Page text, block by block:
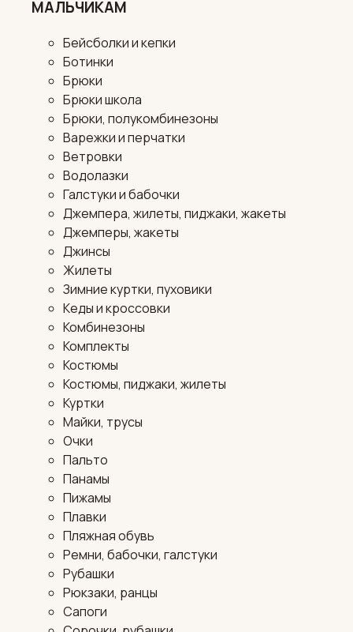
МАЛЬЧИКАМ
Бейсболки и кепки
Ботинки
Брюки
Брюки школа
Брюки, полукомбинезоны
Варежки и перчатки
Ветровки
Водолазки
Галстуки и бабочки
Джемпера, жилеты, пиджаки, жакеты
Джемперы, жакеты
Джинсы
Жилеты
Зимние куртки, пуховики
Кеды и кроссовки
Комбинезоны
Комплекты
Костюмы
Костюмы, пиджаки, жилеты
Куртки
Майки, трусы
Очки
Пальто
Панамы
Пижамы
Плавки
Пляжная обувь
Ремни, бабочки, галстуки
Рубашки
Рюкзаки, ранцы
Сапоги